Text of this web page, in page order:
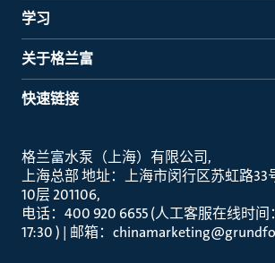
学习
关于格兰富
快速链接
格兰富水泵（上海）有限公司
上海总部 地址：上海市闵行区苏虹路33
10层 201106
电话：400 920 6655 (人工客服在线时
17:30 ) | 邮箱：